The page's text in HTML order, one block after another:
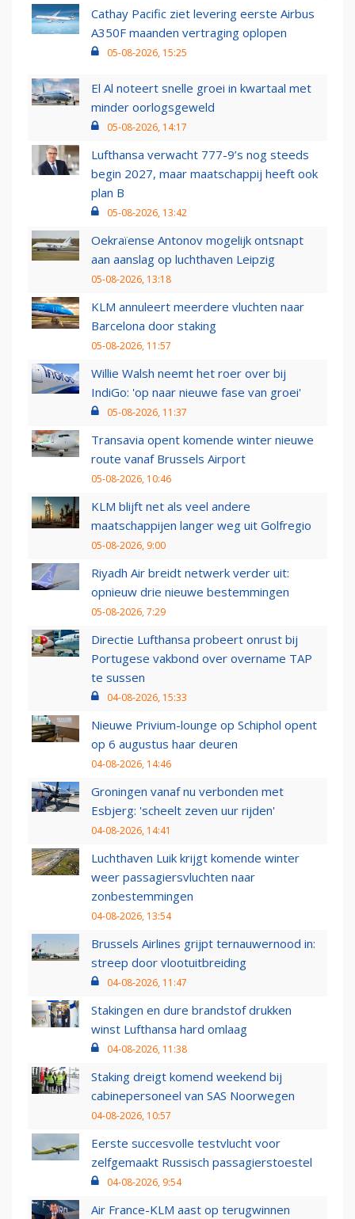
Cathay Pacific ziet levering eerste Airbus
A350F maanden vertraging oplopen
05-08-2026, 15:25
El Al noteert snelle groei in kwartaal met
minder oorlogsgeweld
05-08-2026, 14:17
Lufthansa verwacht 777-9’s nog steeds
begin 2027, maar maatschappij heeft ook
plan B
05-08-2026, 13:42
Oekraïense Antonov mogelijk ontsnapt
aan aanslag op luchthaven Leipzig
05-08-2026, 13:18
KLM annuleert meerdere vluchten naar
Barcelona door staking
05-08-2026, 11:57
Willie Walsh neemt het roer over bij
IndiGo: 'op naar nieuwe fase van groei'
05-08-2026, 11:37
Transavia opent komende winter nieuwe
route vanaf Brussels Airport
05-08-2026, 10:46
KLM blijft net als veel andere
maatschappijen langer weg uit Golfregio
05-08-2026, 9:00
Riyadh Air breidt netwerk verder uit:
opnieuw drie nieuwe bestemmingen
05-08-2026, 7:29
Directie Lufthansa probeert onrust bij
Portugese vakbond over overname TAP
te sussen
04-08-2026, 15:33
Nieuwe Privium-lounge op Schiphol opent
op 6 augustus haar deuren
04-08-2026, 14:46
Groningen vanaf nu verbonden met
Esbjerg: 'scheelt zeven uur rijden'
04-08-2026, 14:41
Luchthaven Luik krijgt komende winter
weer passagiersvluchten naar
zonbestemmingen
04-08-2026, 13:54
Brussels Airlines grijpt ternauwernood in:
streep door vlootuitbreiding
04-08-2026, 11:47
Stakingen en dure brandstof drukken
winst Lufthansa hard omlaag
04-08-2026, 11:38
Staking dreigt komend weekend bij
cabinepersoneel van SAS Noorwegen
04-08-2026, 10:57
Eerste succesvolle testvlucht voor
zelfgemaakt Russisch passagierstoestel
04-08-2026, 9:54
Air France-KLM aast op terugwinnen